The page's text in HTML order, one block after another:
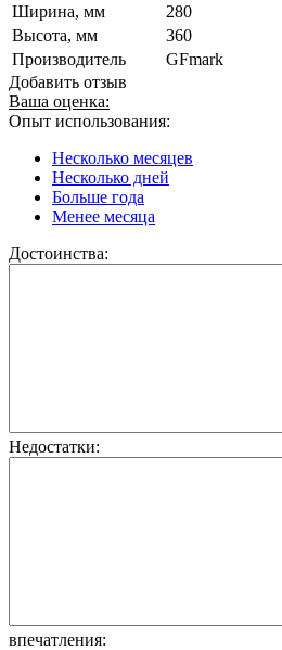
Ширина, мм
280
Высота, мм
360
Производитель
GFmark
Добавить отзыв
Ваша оценка:
Опыт использования:
Несколько месяцев
Несколько дней
Больше года
Менее месяца
Достоинства:
Недостатки:
впечатления: